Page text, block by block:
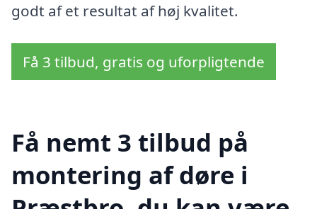
godt af et resultat af høj kvalitet.
Få 3 tilbud, gratis og uforpligtende
Få nemt 3 tilbud på
montering af døre i